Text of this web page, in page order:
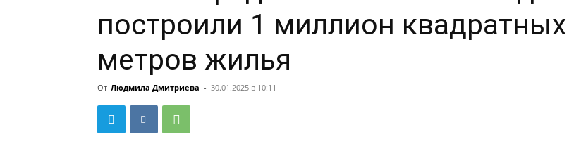
построили 1 миллион квадратных
метров жилья
От Людмила Дмитриева - 30.01.2025 в 10:11